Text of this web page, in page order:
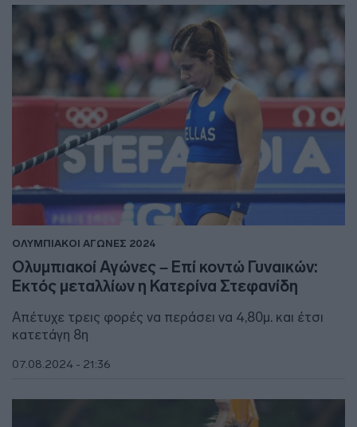
ΟΛΥΜΠΙΑΚΟΙ ΑΓΩΝΕΣ 2024
Ολυμπιακοί Αγώνες – Επί κοντώ Γυναικών:
Εκτός μεταλλίων η Κατερίνα Στεφανίδη
Απέτυχε τρεις φορές να περάσει να 4,80μ. και έτσι
κατετάγη 8η
07.08.2024 - 21:36